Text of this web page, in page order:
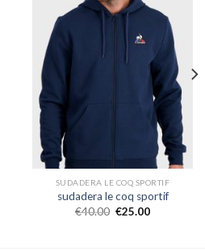
SUDADERA LE COQ SPORTIF
sudadera le coq sportif
€40.00 €25.00